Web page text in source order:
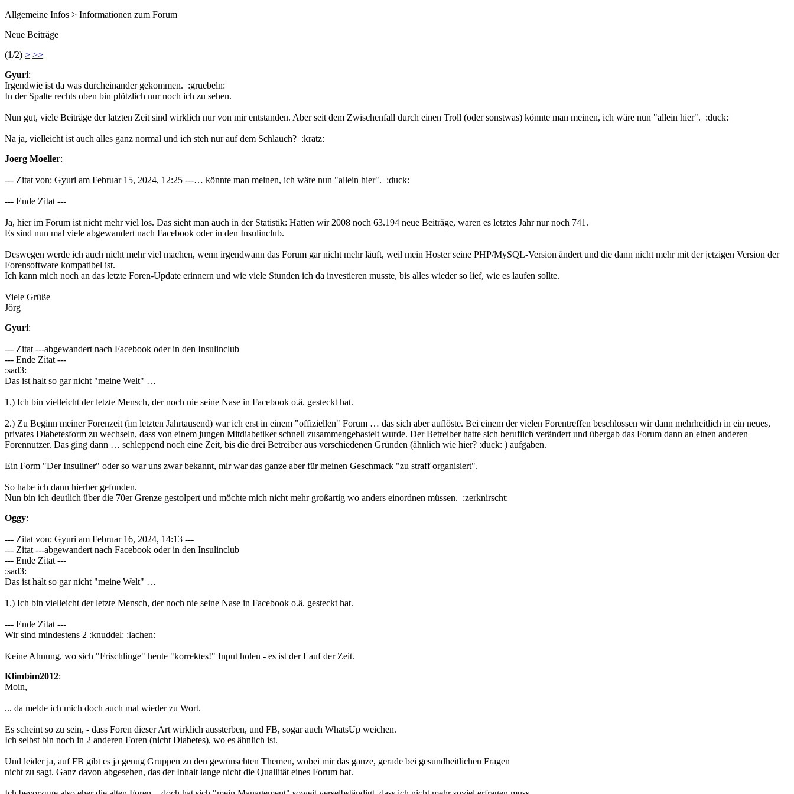
Allgemeine Infos > Informationen zum Forum
Neue Beiträge
(1/2) > >>
Gyuri:
Irgendwie ist da was durcheinander gekommen. :gruebeln:
In der Spalte rechts oben bin plötzlich nur noch ich zu sehen.
Nun gut, viele Beiträge der latzten Zeit sind wirklich nur von mir entstanden. Aber seit dem Zwischenfall durch einen Troll (oder sonstwas) könnte man meinen, ich wäre nun "allein hier". :duck:
Na ja, vielleicht ist auch alles ganz normal und ich steh nur auf dem Schlauch? :kratz:
Joerg Moeller:
--- Zitat von: Gyuri am Februar 15, 2024, 12:25 ---… könnte man meinen, ich wäre nun "allein hier". :duck:
--- Ende Zitat ---
Ja, hier im Forum ist nicht mehr viel los. Das sieht man auch in der Statistik: Hatten wir 2008 noch 63.194 neue Beiträge, waren es letztes Jahr nur noch 741.
Es sind nun mal viele abgewandert nach Facebook oder in den Insulinclub.
Deswegen werde ich auch nicht mehr viel machen, wenn irgendwann das Forum gar nicht mehr läuft, weil mein Hoster seine PHP/MySQL-Version ändert und die dann nicht mehr mit der jetzigen Version der
Forensoftware kompatibel ist.
Ich kann mich noch an das letzte Foren-Update erinnern und wie viele Stunden ich da investieren musste, bis alles wieder so lief, wie es laufen sollte.
Viele Grüße
Jörg
Gyuri:
--- Zitat ---abgewandert nach Facebook oder in den Insulinclub
--- Ende Zitat ---
:sad3:
Das ist halt so gar nicht "meine Welt" …
1.) Ich bin vielleicht der letzte Mensch, der noch nie seine Nase in Facebook o.ä. gesteckt hat.
2.) Zu Beginn meiner Forenzeit (im letzten Jahrtausend) war ich erst in einem "offiziellen" Forum … das sich aber auflöste. Bei einem der vielen Forentreffen beschlossen wir dann mehrheitlich in ein neues,
privates Diabetesform zu wechseln, dass von einem jungen Mitdiabetiker schnell zusammengebastelt wurde. Der Betreiber hatte sich beruflich verändert und übergab das Forum dann an einen anderen
Forennutzer. Das ging dann … schleppend noch eine Zeit, bis die drei Betreiber aus verschiedenen Gründen (ähnlich wie hier? :duck: ) aufgaben.
Ein Form "Der Insuliner" oder so war uns zwar bekannt, mir war das ganze aber für meinen Geschmack "zu straff organisiert".
So habe ich dann hierher gefunden.
Nun bin ich deutlich über die 70er Grenze gestolpert und möchte mich nicht mehr großartig wo anders einordnen müssen. :zerknirscht:
Oggy:
--- Zitat von: Gyuri am Februar 16, 2024, 14:13 ---
--- Zitat ---abgewandert nach Facebook oder in den Insulinclub
--- Ende Zitat ---
:sad3:
Das ist halt so gar nicht "meine Welt" …
1.) Ich bin vielleicht der letzte Mensch, der noch nie seine Nase in Facebook o.ä. gesteckt hat.
--- Ende Zitat ---
Wir sind mindestens 2 :knuddel: :lachen:
Keine Ahnung, wo sich "Frischlinge" heute "korrektes!" Input holen - es ist der Lauf der Zeit.
Klimbim2012:
Moin,
... da melde ich mich doch auch mal wieder zu Wort.
Es scheint so zu sein, - dass Foren dieser Art wirklich aussterben, und FB, sogar auch WhatsUp weichen.
Ich selbst bin noch in 2 anderen Foren (nicht Diabetes), wo es ähnlich ist.
Und leider ja, auf FB gibt es ja genug Gruppen zu den gewünschten Themen, wobei mir das ganze, gerade bei gesundheitlichen Fragen
nicht zu sagt. Ganz davon abgesehen, das der Inhalt lange nicht die Quallität eines Forum hat.